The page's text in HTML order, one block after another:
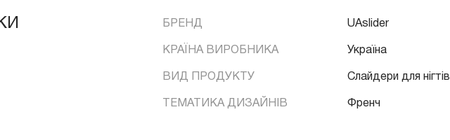
БРЕНД UAslider
КРАЇНА ВИРОБНИКА Україна
ВИД ПРОДУКТУ Слайдери для нігтів
ТЕМАТИКА ДИЗАЙНІВ Френч